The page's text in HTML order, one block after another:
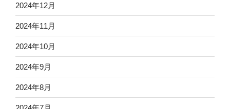
2024年12月
2024年11月
2024年10月
2024年9月
2024年8月